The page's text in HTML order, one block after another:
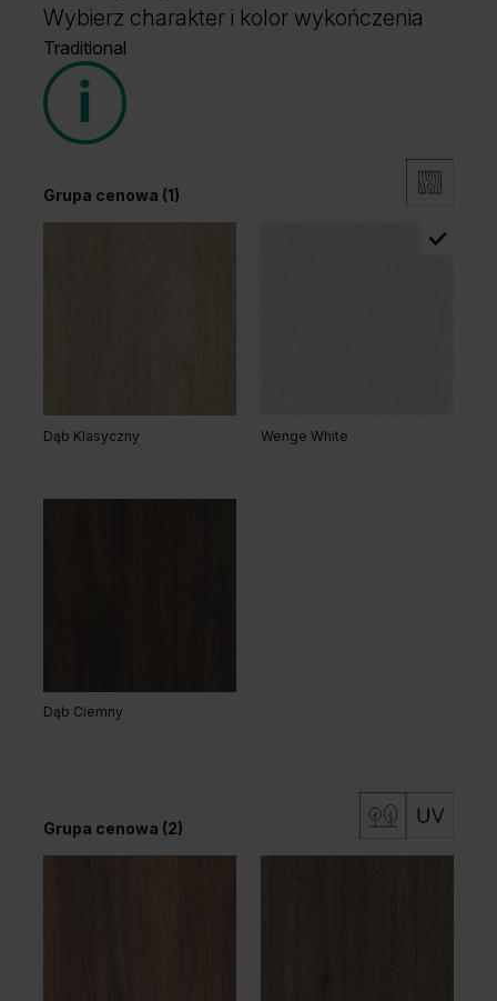
Wybierz charakter i kolor wykończenia
Traditional
Grupa cenowa (1)
Dąb Klasyczny Wenge White
Dąb Ciemny
Grupa cenowa (2)